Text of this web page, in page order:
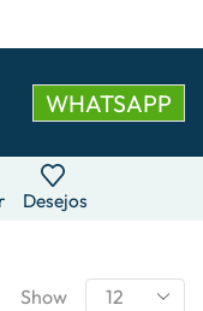
WHATSAPP
Desejos
Show